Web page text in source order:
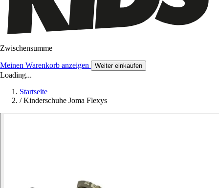
Zwischensumme
Meinen Warenkorb anzeigen Weiter einkaufen
Loading...
Startseite
/ Kinderschuhe Joma Flexys